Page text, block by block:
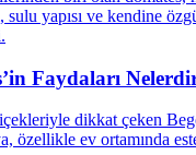
Faydaları